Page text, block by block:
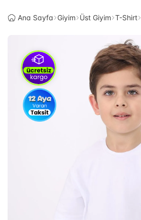
Ana Sayfa Giyim Üst Giyim T-Shirt